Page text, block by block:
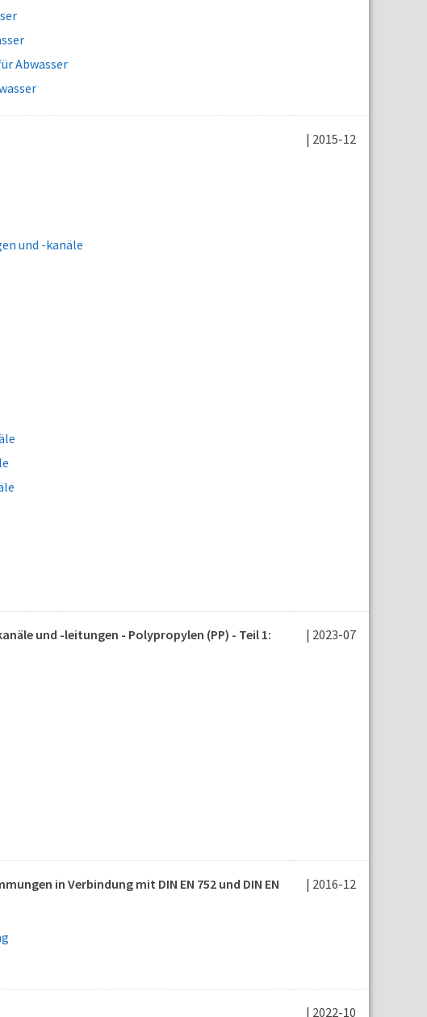
Abwasser
| 2015-12
und -kanäle
und -leitungen - Polypropylen (PP) - Teil 1:
| 2023-07
in Verbindung mit DIN EN 752 und DIN EN
| 2016-12
| 2022-10